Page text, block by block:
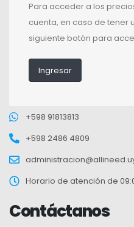
Para acceder a los
cuenta, en caso de tener
siguiente botón para
Ingresar
+598 91813813
+598 2486 4809
Horario de atención de
Contáctanos